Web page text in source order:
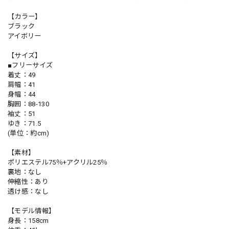
【カラー】
ブラック
アイボリー
【サイズ】
■フリーサイズ
着丈：49
肩幅：41
身幅：44
胸囲：88-130
袖丈：51
ゆき：71.5
(単位：約cm)
【素材】
ポリエステル75％+アクリル25％
裏地：なし
伸縮性：あり
透け感：なし
【モデル情報】
身長：158cm